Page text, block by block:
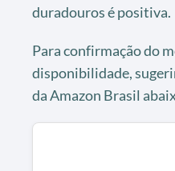
duradouros é positiva.
Para confirmação do
disponibilidade,
da Amazon Brasil